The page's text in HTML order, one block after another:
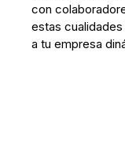
con
estas
a tu empresa